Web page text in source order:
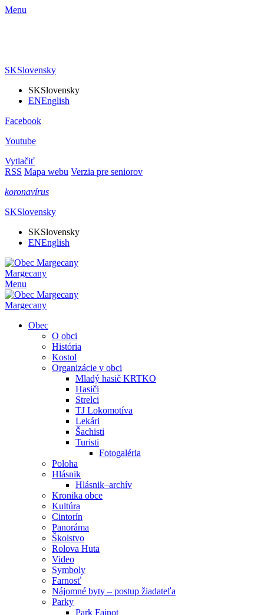
Menu
SKSlovensky
SKSlovensky
ENEnglish
Facebook
Youtube
Vytlačiť
RSS Mapa webu Verzia pre seniorov
koronavírus
SKSlovensky
SKSlovensky
ENEnglish
Margecany
Menu
Margecany
Obec
O obci
História
Kostol
Organizácie v obci
Mladý hasič KRTKO
Hasiči
Strelci
TJ Lokomotíva
Lekári
Šachisti
Turisti
Fotogaléria
Poloha
Hlásnik
Hlásnik–archív
Kronika obce
Kultúra
Cintorín
Panoráma
Školstvo
Rolova Huta
Video
Symboly
Farnosť
Nájomné byty – postup žiadateľa
Parky
Park Fajnot